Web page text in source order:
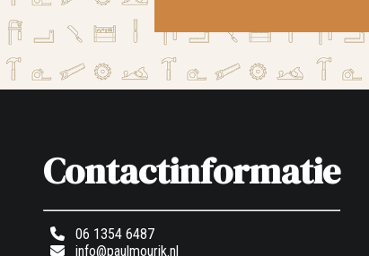
Contactinformatie
06 1354 6487
info@paulmourik.nl